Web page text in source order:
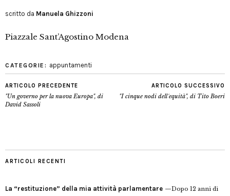
scritto da Manuela Ghizzoni
Piazzale Sant’Agostino Modena
CATEGORIE: appuntamenti
ARTICOLO PRECEDENTE
"Un governo per la nuova Europa", di
David Sassoli
ARTICOLO SUCCESSIVO
"I cinque nodi dell´equità", di Tito Boeri
ARTICOLI RECENTI
La “restituzione” della mia attività parlamentare
Dopo 12 anni di